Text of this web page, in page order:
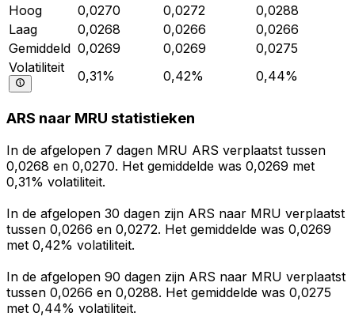
Hoog
0,0270 0,0272
0,0288
Laag
0,0268 0,0266
0,0266
Gemiddeld 0,0269 0,0269
0,0275
Volatiliteit
0,31% 0,42% 0,44%
ARS naar MRU statistieken
In de afgelopen 7 dagen MRU ARS verplaatst tussen
0,0268 en 0,0270. Het gemiddelde was 0,0269 met
0,31% volatiliteit.
In de afgelopen 30 dagen zijn ARS naar MRU verplaatst
tussen 0,0266 en 0,0272. Het gemiddelde was 0,0269
met 0,42% volatiliteit.
In de afgelopen 90 dagen zijn ARS naar MRU verplaatst
tussen 0,0266 en 0,0288. Het gemiddelde was 0,0275
met 0,44% volatiliteit.